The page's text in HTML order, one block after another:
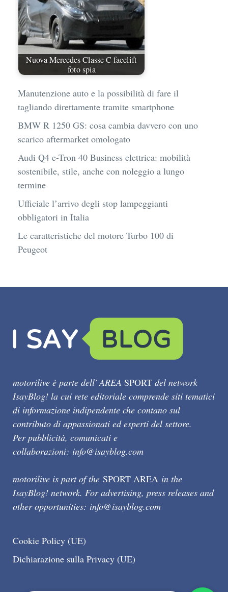
Nuova Mercedes Classe C facelift
foto spia
Manutenzione auto e la possibilità di fare il
tagliando direttamente tramite smartphone
BMW R 1250 GS: cosa cambia davvero con uno
scarico aftermarket omologato
Audi Q4 e-Tron 40 Business elettrica: mobilità
sostenibile, stile, anche con noleggio a lungo
termine
Ufficiale l’arrivo degli stop lampeggianti
obbligatori in Italia
Le caratteristiche del motore Turbo 100 di
Peugeot
motorilive è parte dell' AREA SPORT del network
IsayBlog! la cui rete editoriale comprende siti tematici
di informazione indipendente che contano sul
contributo di appassionati ed esperti del settore.
Per pubblicità, comunicati e
collaborazioni: info@isayblog.com
motorilive is part of the SPORT AREA in the
IsayBlog! network. For advertising, press releases and
other opportunities: info@isayblog.com
Cookie Policy (UE)
Dichiarazione sulla Privacy (UE)